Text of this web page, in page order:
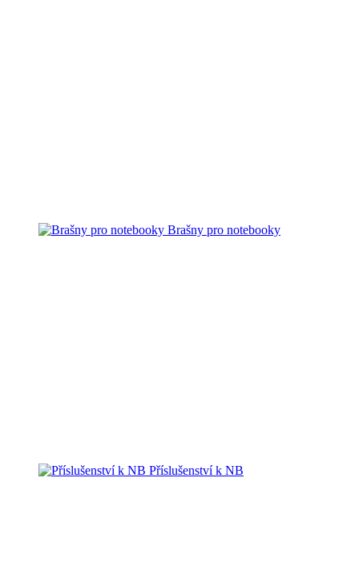
Brašny pro notebooky
Příslušenství k NB